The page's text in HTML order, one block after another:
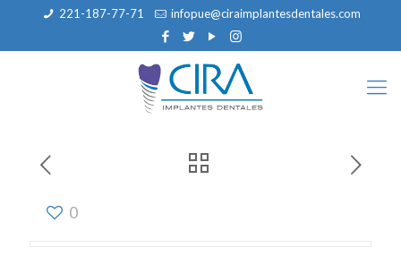
221-187-77-71 infopue@ciraimplantesdentales.com
0